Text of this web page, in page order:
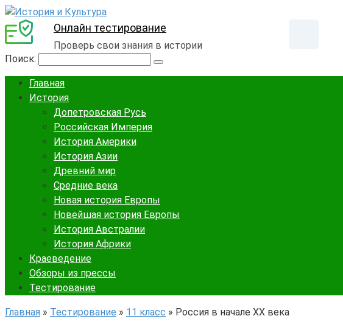
Онлайн тестирование
Проверь свои знания в истории
Поиск:
Главная
История
Допетровская Русь
Российская Империя
История Америки
История Азии
Древний мир
Средние века
Новая история Европы
Новейшая история Европы
История Австралии
История Африки
Краеведение
Обзоры из прессы
Тестирование
Главная » Тестирование » 11 класс » Россия в начале ХХ века